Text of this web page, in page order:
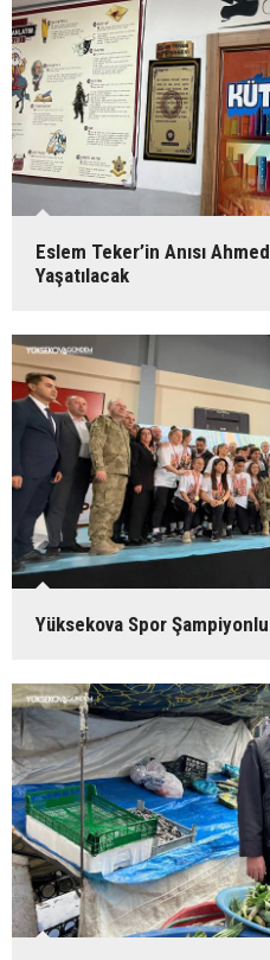
Eslem Teker’in Anısı
Yaşatılacak
Yüksekova Spor